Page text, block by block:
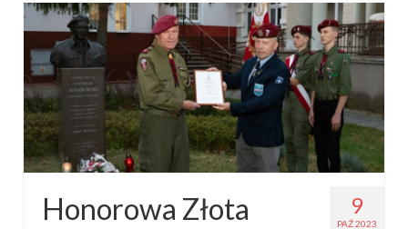
9
PAŹ 2023
Honorowa Złota